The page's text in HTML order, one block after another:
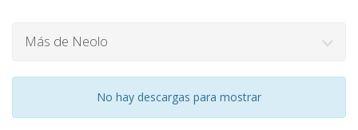
Más de Neolo
No hay descargas para mostrar